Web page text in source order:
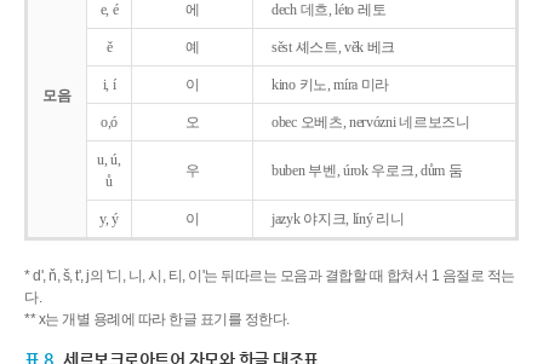
모음
e, é 에 dech 데흐, léto 레토
ě 예 sěst 셰스트, věk 베크
i, í 이 kino 키노, míra 미라
o,ó 오 obec 오베츠, nervózni 네르보즈니
u, ú,
ů
우 buben 부벤, úrok 우로크, dům 둠
y, ý 이 jazyk야지크, líný 리니
* d', ň, š, t', j의 '디, 니, 시, 티, 이'는 뒤따르는 모음과 결합할 때 합쳐서 1 음절로 적는
다.
** x는 개별 용례에 따라 한글 표기를 정한다.
표 8 세르보크로아트어 자모와 한글 대조표